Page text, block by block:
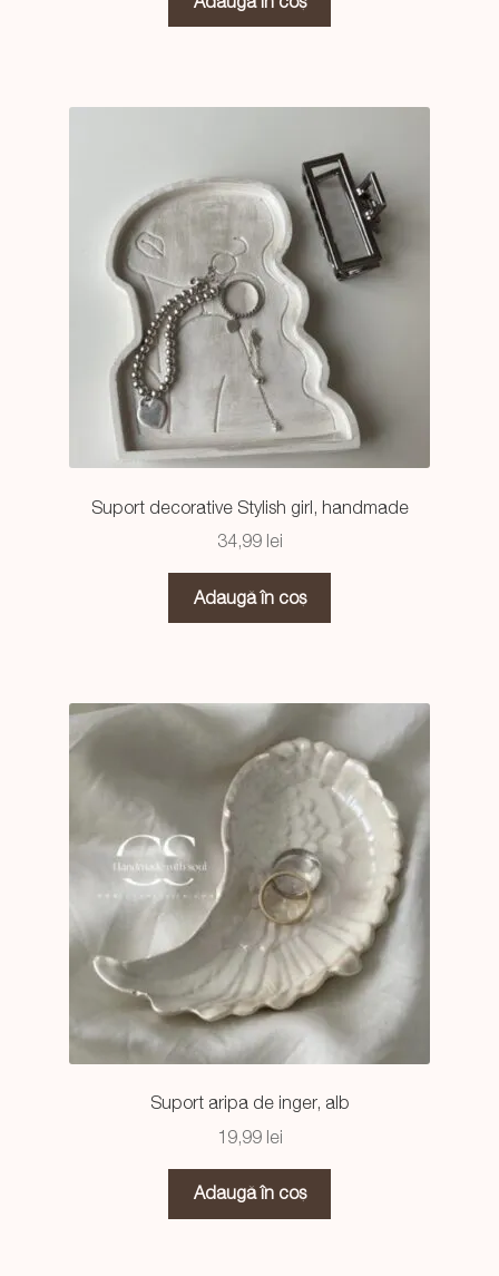
Suport decorative Stylish girl, handmade
34,99 lei
Adaugă în coș
Suport aripa de inger, alb
19,99 lei
Adaugă în coș